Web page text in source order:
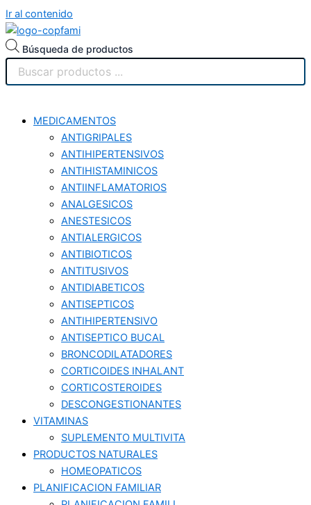
Ir al contenido
Búsqueda de productos
MEDICAMENTOS
ANTIGRIPALES
ANTIHIPERTENSIVOS
ANTIHISTAMINICOS
ANTIINFLAMATORIOS
ANALGESICOS
ANESTESICOS
ANTIALERGICOS
ANTIBIOTICOS
ANTITUSIVOS
ANTIDIABETICOS
ANTISEPTICOS
ANTIHIPERTENSIVO
ANTISEPTICO BUCAL
BRONCODILATADORES
CORTICOIDES INHALANT
CORTICOSTEROIDES
DESCONGESTIONANTES
VITAMINAS
SUPLEMENTO MULTIVITA
PRODUCTOS NATURALES
HOMEOPATICOS
PLANIFICACION FAMILIAR